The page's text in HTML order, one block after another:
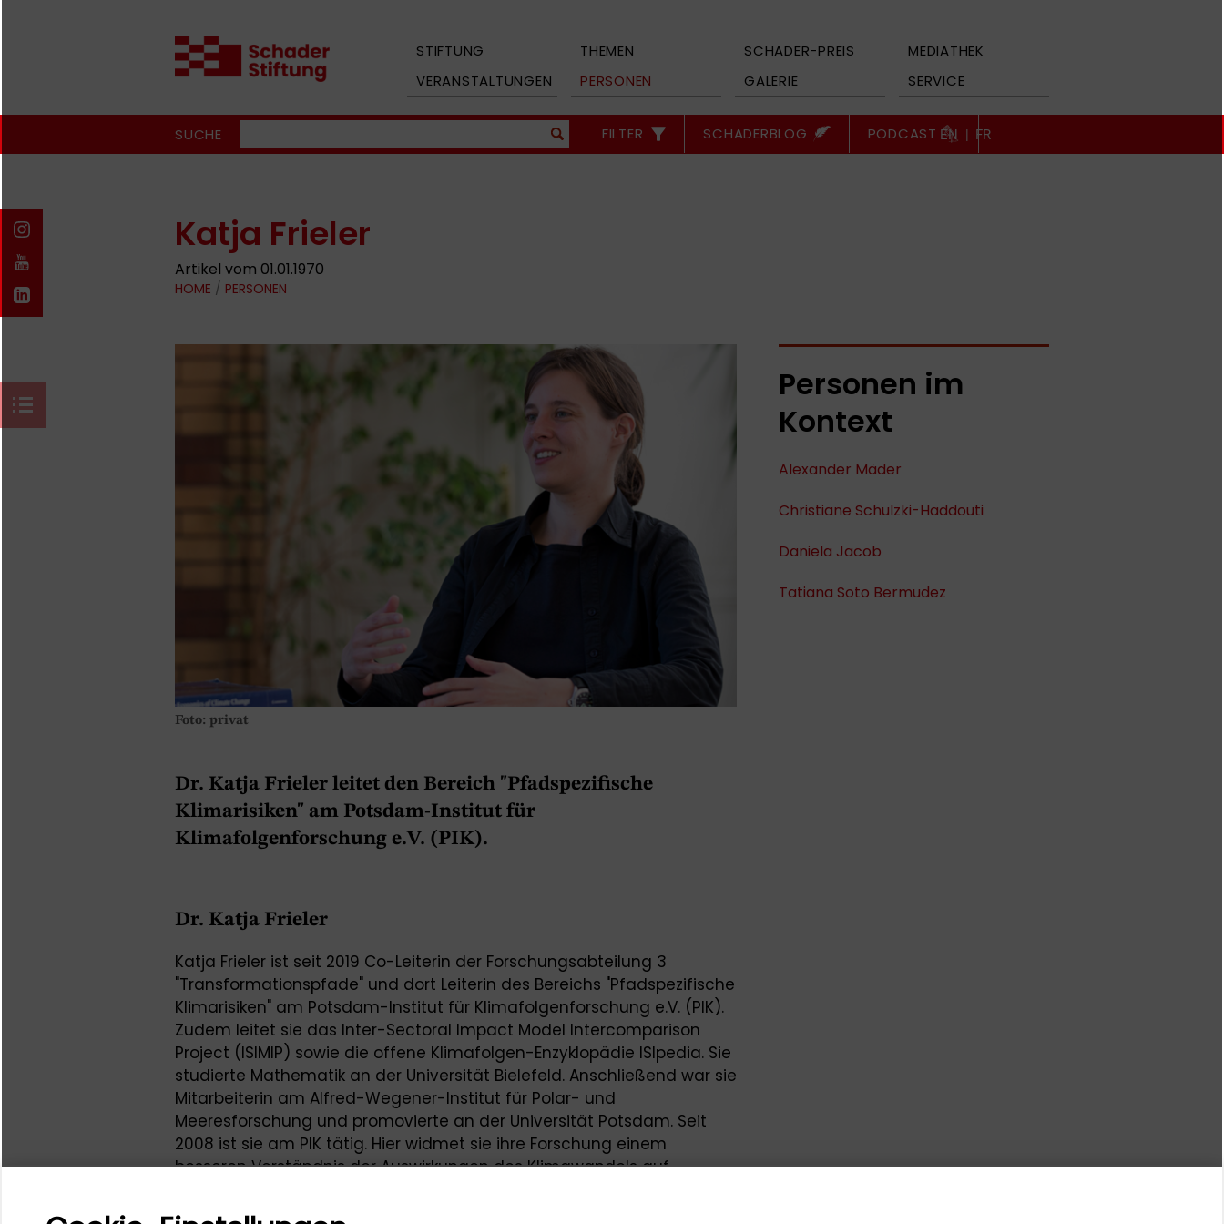
STIFTUNG THEMEN SCHADER-PREIS
MEDIATHEK
VERANSTALTUNGEN
PERSONEN GALERIE SERVICE
SUCHE FILTER SCHADERBLOG PODCAST EN | FR
Katja Frieler
Artikel vom 01.01.1970
HOME / PERSONEN
Foto: privat
Dr. Katja Frieler leitet den Bereich "Pfadspezifische
Klimarisiken" am Potsdam-Institut für
Klimafolgenforschung e.V. (PIK).
Dr. Katja Frieler
Katja Frieler ist seit 2019 Co-Leiterin der Forschungsabteilung 3
"Transformationspfade" und dort Leiterin des Bereichs "Pfadspezifische
Klimarisiken" am Potsdam-Institut für Klimafolgenforschung e.V. (PIK).
Zudem leitet sie das Inter-Sectoral Impact Model Intercomparison
Project (ISIMIP) sowie die offene Klimafolgen-Enzyklopädie ISIpedia. Sie
studierte Mathematik an der Universität Bielefeld. Anschließend war sie
Mitarbeiterin am Alfred-Wegener-Institut für Polar- und
Meeresforschung und promovierte an der Universität Potsdam. Seit
2008 ist sie am PIK tätig. Hier widmet sie ihre Forschung einem
besseren Verständnis der Auswirkungen des Klimawandels auf
Personen im
Kontext
Alexander Mäder
Christiane Schulzki-Haddouti
Daniela Jacob
Tatiana Soto Bermudez